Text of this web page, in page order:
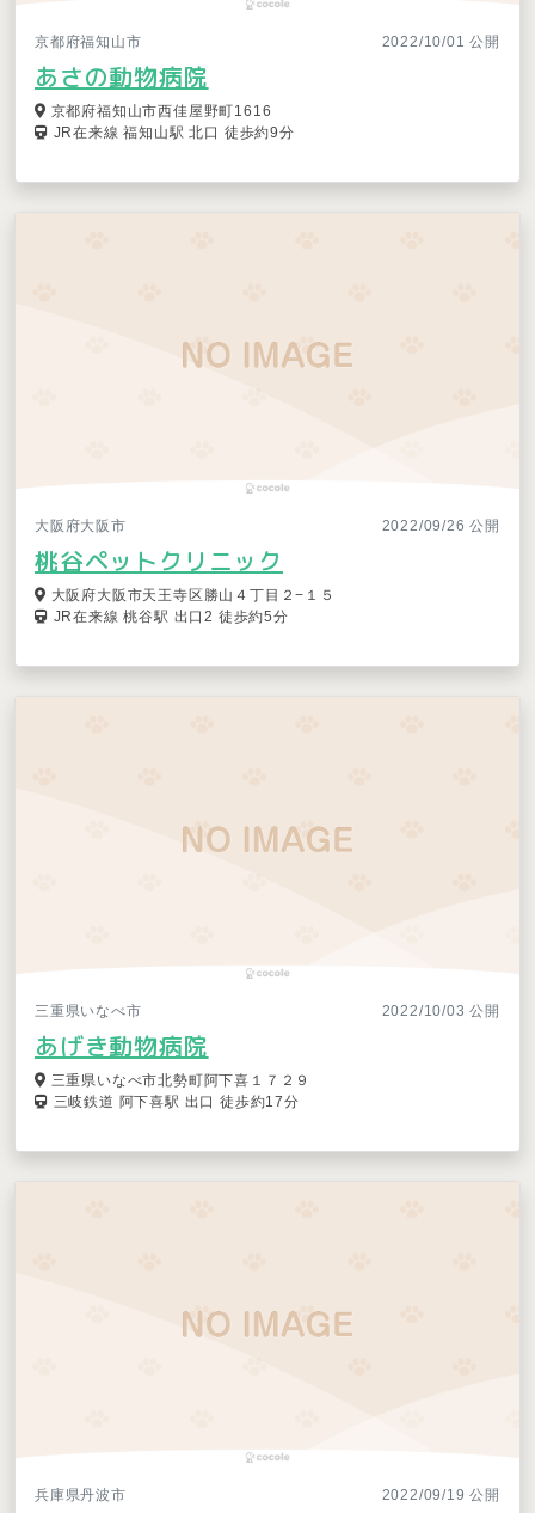
京都府福知山市 2022/10/01 公開
あさの動物病院
京都府福知山市西佳屋野町1616
JR在来線 福知山駅 北口 徒歩約9分
大阪府大阪市 2022/09/26 公開
桃谷ペットクリニック
大阪府大阪市天王寺区勝山４丁目２−１５
JR在来線 桃谷駅 出口2 徒歩約5分
三重県いなべ市 2022/10/03 公開
あげき動物病院
三重県いなべ市北勢町阿下喜１７２９
三岐鉄道 阿下喜駅 出口 徒歩約17分
兵庫県丹波市 2022/09/19 公開